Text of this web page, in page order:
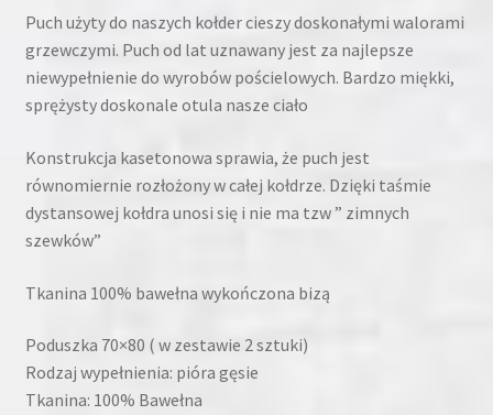
Puch użyty do naszych kołder cieszy doskonałymi walorami
grzewczymi. Puch od lat uznawany jest za najlepsze
niewypełnienie do wyrobów pościelowych. Bardzo miękki,
sprężysty doskonale otula nasze ciało
Konstrukcja kasetonowa sprawia, że puch jest
równomiernie rozłożony w całej kołdrze. Dzięki taśmie
dystansowej kołdra unosi się i nie ma tzw ” zimnych
szewków”
Tkanina 100% bawełna wykończona bizą
Poduszka 70×80 ( w zestawie 2 sztuki)
Rodzaj wypełnienia: pióra gęsie
Tkanina: 100% Bawełna